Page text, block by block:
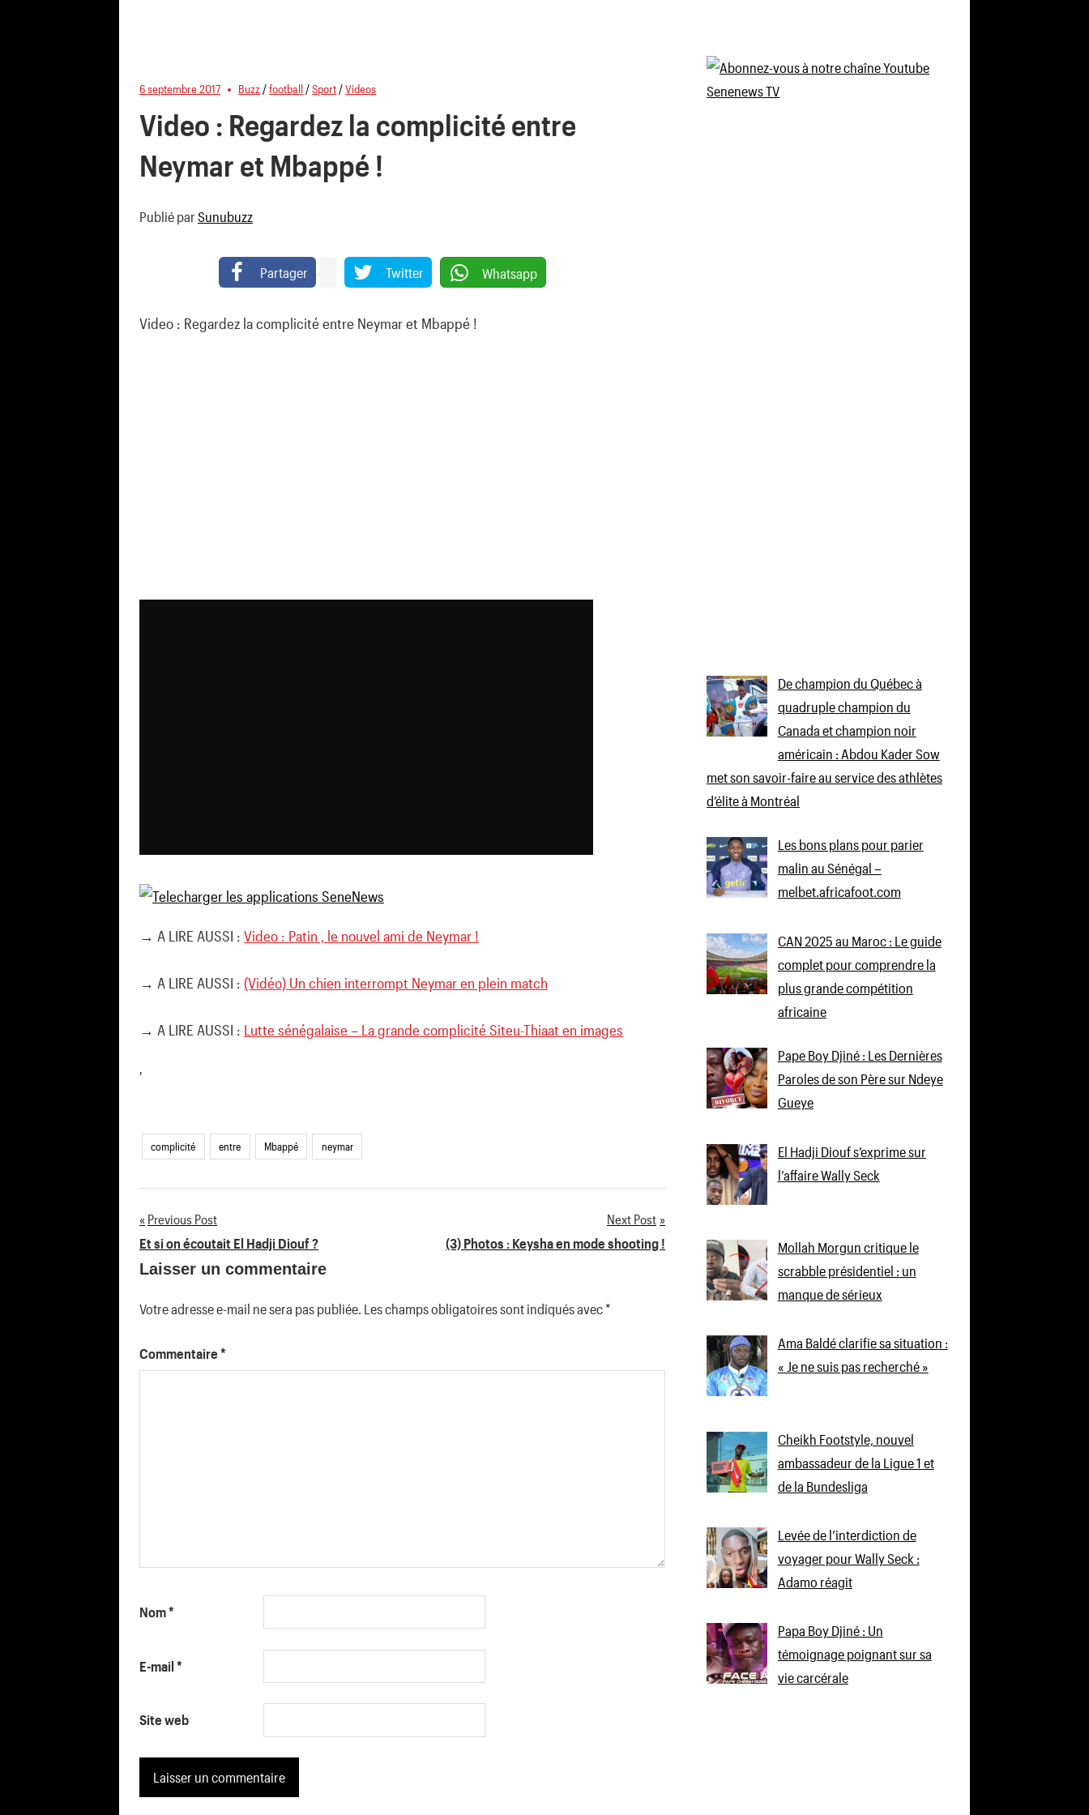
6 septembre 2017 Buzz /football /Sport /Videos
Video : Regardez la complicité entre
Neymar et Mbappé !
Publié par Sunubuzz
Partager Twitter Whatsapp
Video : Regardez la complicité entre Neymar et Mbappé !
→ A LIRE AUSSI : Video : Patin , le nouvel ami de Neymar !
→ A LIRE AUSSI : (Vidéo) Un chien interrompt Neymar en plein match
→ A LIRE AUSSI : Lutte sénégalaise – La grande complicité Siteu-Thiaat en images
'
complicité entre Mbappé neymar
Navigation
de
l’article
Previous Post
Et si on écoutait El Hadji Diouf ?
Next Post
(3) Photos : Keysha en mode shooting !
Laisser un commentaire
Votre adresse e-mail ne sera pas publiée. Les champs obligatoires sont indiqués avec*
Commentaire *
Nom*
E-mail *
Site web
De champion du Québec à
quadruple champion du
Canada et champion noir
américain : Abdou Kader Sow
met son savoir-faire au service des athlètes
d’élite à Montréal
Les bons plans pour parier
malin au Sénégal –
melbet.africafoot.com
CAN 2025 au Maroc : Le guide
complet pour comprendre la
plus grande compétition
africaine
Pape Boy Djiné : Les Dernières
Paroles de son Père sur Ndeye
Gueye
El Hadji Diouf s’exprime sur
l’affaire Wally Seck
Mollah Morgun critique le
scrabble présidentiel : un
manque de sérieux
Ama Baldé clarifie sa situation :
« Je ne suis pas recherché »
Cheikh Footstyle, nouvel
ambassadeur de la Ligue 1 et
de la Bundesliga
Levée de l’interdiction de
voyager pour Wally Seck :
Adamo réagit
Papa Boy Djiné : Un
témoignage poignant sur sa
vie carcérale